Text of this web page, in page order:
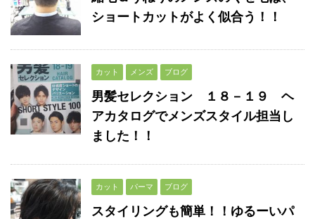
ショートカットがよく似合う！！
カット メンズ ブログ
男髪セレクション １８－１９ ヘ
アカタログでメンズスタイル担当し
ました！！
カット パーマ ブログ
スタイリングも簡単！！ゆるーいパ